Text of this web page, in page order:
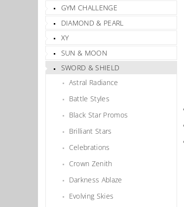
GYM CHALLENGE
DIAMOND & PEARL
XY
SUN & MOON
SWORD & SHIELD
Astral Radiance
Battle Styles
Black Star Promos
Brilliant Stars
Celebrations
Crown Zenith
Darkness Ablaze
Evolving Skies